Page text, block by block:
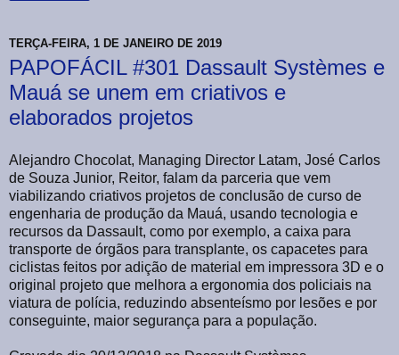
TERÇA-FEIRA, 1 DE JANEIRO DE 2019
PAPOFÁCIL #301 Dassault Systèmes e
Mauá se unem em criativos e
elaborados projetos
Alejandro Chocolat, Managing Director Latam, José Carlos
de Souza Junior, Reitor, falam da parceria que vem
viabilizando criativos projetos de conclusão de curso de
engenharia de produção da Mauá, usando tecnologia e
recursos da Dassault, como por exemplo, a caixa para
transporte de órgãos para transplante, os capacetes para
ciclistas feitos por adição de material em impressora 3D e o
original projeto que melhora a ergonomia dos policiais na
viatura de polícia, reduzindo absenteísmo por lesões e por
conseguinte, maior segurança para a população.